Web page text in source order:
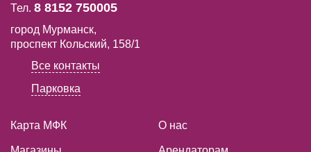
Тел. 8 8152 750005
город Мурманск,
проспект Кольский, 158/1
Все контакты
Парковка
Карта МФК О нас